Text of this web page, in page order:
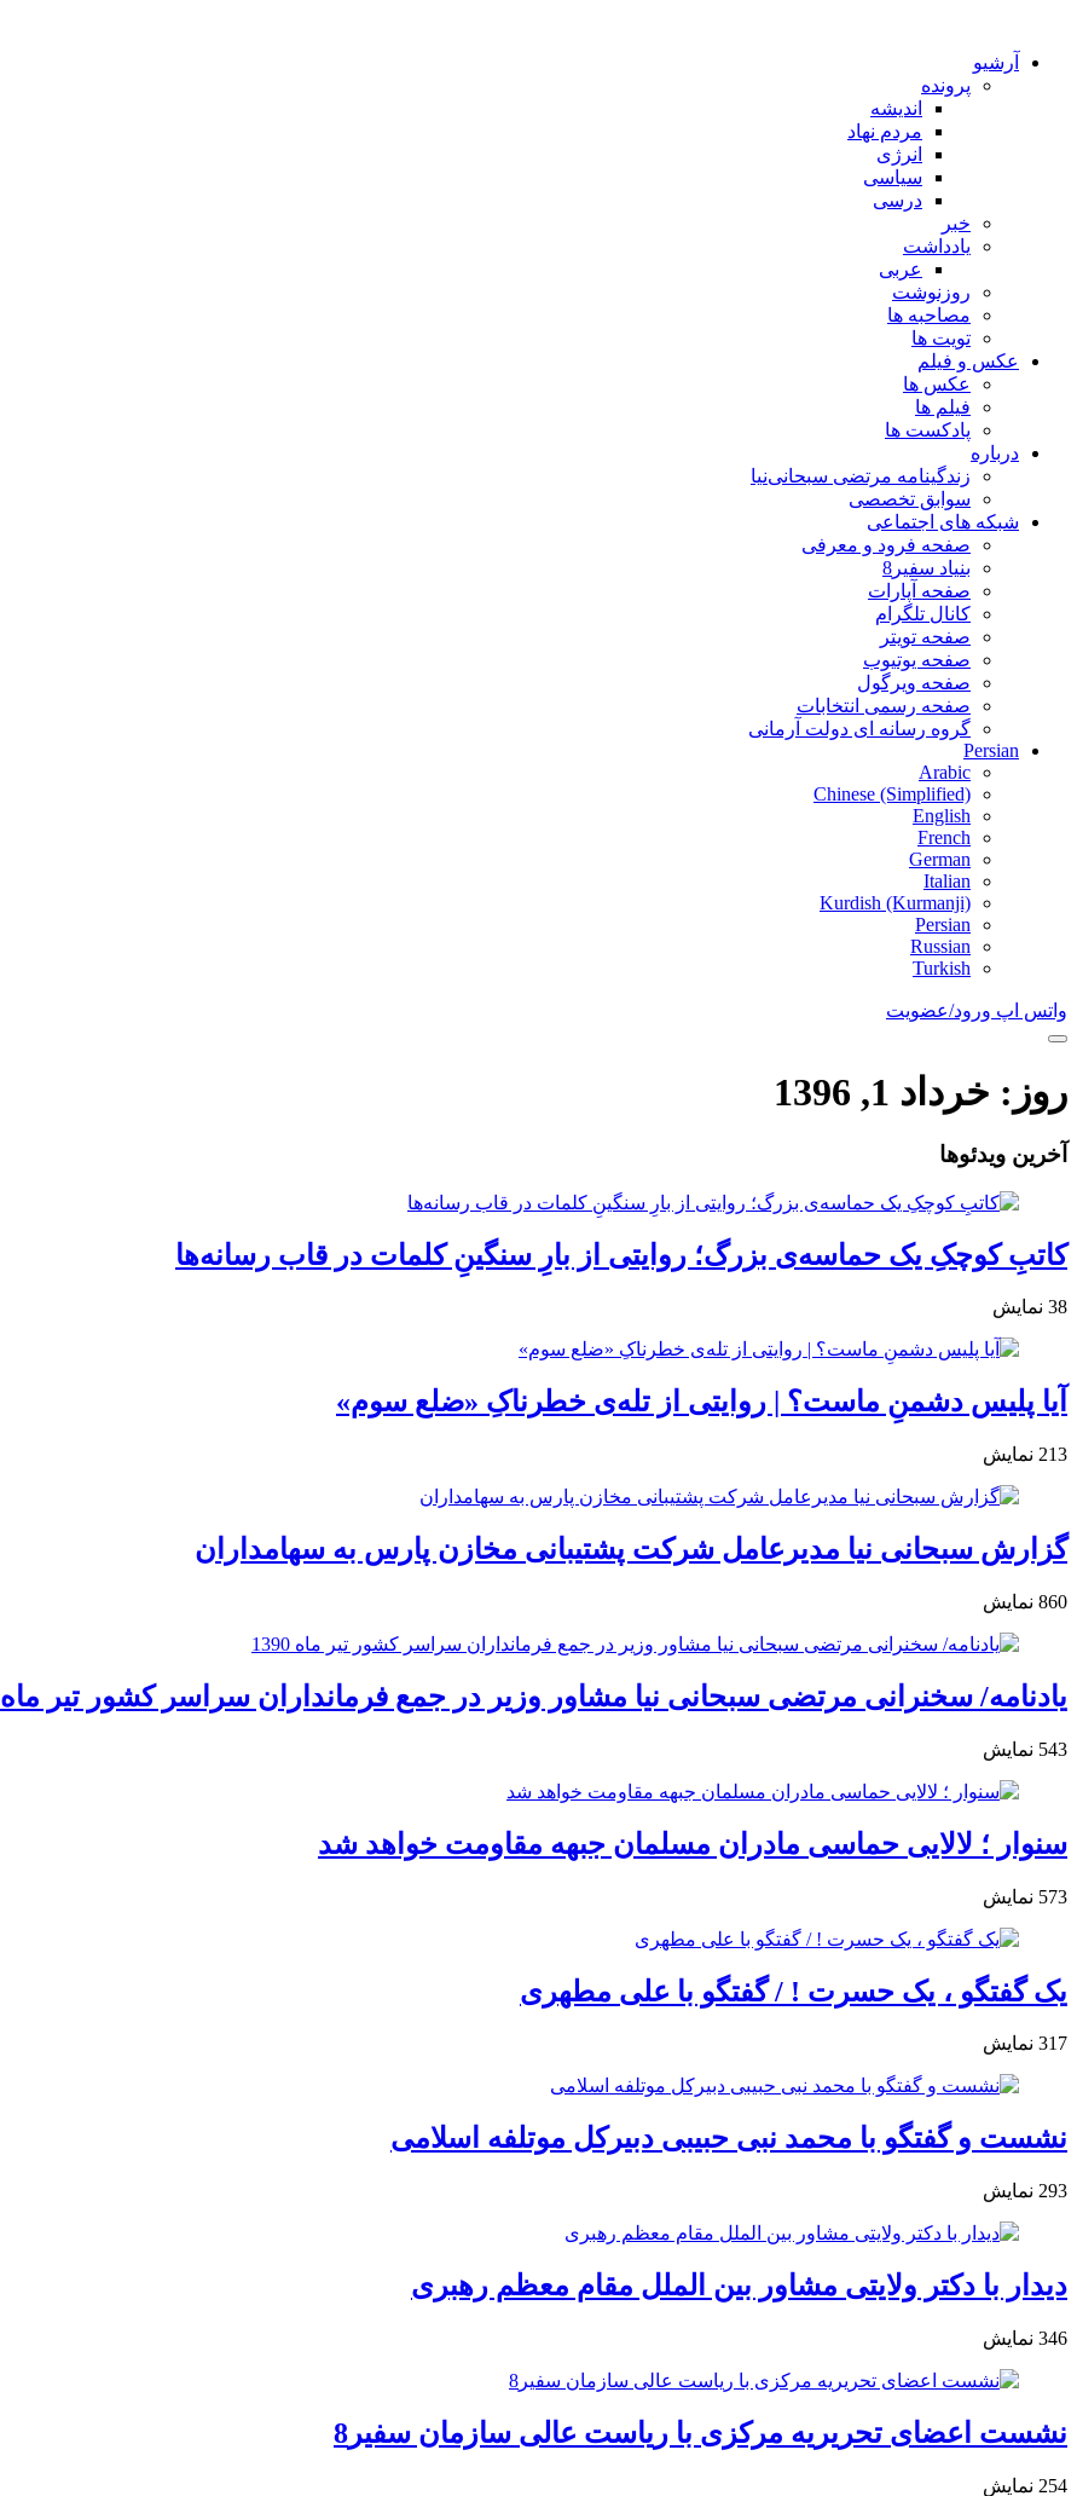
آرشیو
پرونده
اندیشه
مردم نهاد
انرژی
سیاسی
درسی
خبر
یادداشت
عربی
روزنوشت
مصاحبه ها
تویت ها
عکس و فیلم
عکس ها
فیلم ها
پادکست ها
درباره
زندگینامه مرتضی سبحانی‌نیا
سوابق تخصصی
شبکه های اجتماعی
صفحه فرود و معرفی
بنیاد سفیر8
صفحه آپارات
کانال تلگرام
صفحه تویتر
صفحه یوتیوب
صفحه ویرگول
صفحه رسمی انتخابات
گروه رسانه ای دولت آرمانی
Persian
Arabic
Chinese (Simplified)
English
French
German
Italian
Kurdish (Kurmanji)
Persian
Russian
Turkish
واتس اپ ورود/عضویت
روز: خرداد 1, 1396
آخرین ویدئوها
کاتبِ کوچکِ یک حماسه‌ی بزرگ؛ روایتی از بارِ سنگینِ کلمات در قاب رسانه‌ها
38 نمایش
آیا پلیس دشمنِ ماست؟ | روایتی از تله‌ی خطرناکِ «ضلع سوم»
213 نمایش
گزارش سبحانی نیا مدیرعامل شرکت پشتیبانی مخازن پارس به سهامداران
860 نمایش
یادنامه/ سخنرانی مرتضی سبحانی نیا مشاور وزیر در جمع فرمانداران سراسر کشور تیر ماه 1390
543 نمایش
سنوار ؛ لالایی حماسی مادران مسلمان جبهه مقاومت خواهد شد
573 نمایش
یک گفتگو ، یک حسرت ! / گفتگو با علی مطهری
317 نمایش
نشست و گفتگو با محمد نبی حبیبی دبیرکل موتلفه اسلامی
293 نمایش
دیدار با دکتر ولایتی مشاور بین الملل مقام معظم رهبری
346 نمایش
نشست اعضای تحریریه مرکزی با ریاست عالی سازمان سفیر8
254 نمایش